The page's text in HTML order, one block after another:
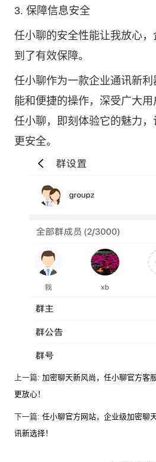
3. 保障信息安全
任小聊的安全性能让我放心
到了有效保障。
任小聊作为一款企业通讯新
能和便捷的操作，深受广大
任小聊，即刻体验它的魅力，
更安全。
上一篇: 加密聊天新风尚，任小聊官方客
更放心！
下一篇: 任小聊官方网站，企业级加密聊
讯新选择！